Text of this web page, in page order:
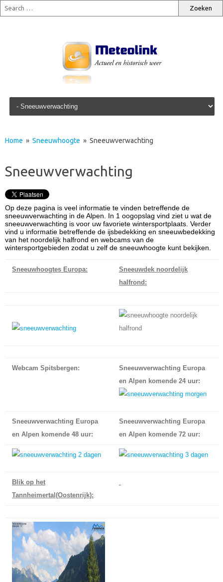
Skip to content
Home » Sneeuwhoogte » Sneeuwverwachting
Sneeuwverwachting
Op deze pagina is veel informatie te vinden betreffende de
sneeuwverwachting in de Alpen. In 1 oogopslag vind ziet u wat de
sneeuwverwachting is voor uw favoriete wintersportplaats. Verder
vind u informatie betreffende de ijsbedekking en sneeuwbedekking
van het noordelijk halfrond en webcams van de
wintersportgebieden zodat u zelf de sneeuwhoogte kunt bekijken.
Sneeuwhoogtes Europa:
Sneeuwdek noordelijk
halfrond:
Webcam Spitsbergen:
Sneeuwverwachting Europa
en Alpen komende 24 uur:
Sneeuwverwachting Europa
en Alpen komende 48 uur:
Sneeuwverwachting Europa
en Alpen komende 72 uur:
Blik op het
Tannheimertal(Oostenrijk):